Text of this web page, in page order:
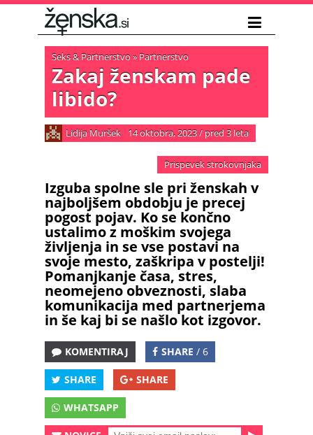
Seks & Partnerstvo» Partnerstvo
Zakaj ženskam pade
libido?
Lidija Muršek 14 oktobra, 2023/ pred 3 leta
Prispevek strokovnjaka
Izguba spolne sle pri ženskah v
najboljšem obdobju je precej
pogost pojav. Ko se končno
ustalimo z moškim svojega
življenja in se vse postavi na
svoje mesto, zaškripa v postelji!
Pomanjkanje časa, stres,
neomejeno obveznosti, slaba
komunikacija med partnerjema
in še kaj bi se našlo kot izgovor.
KOMENTIRAJ SHARE / 6
SHARE SHARE
WHATSAPP